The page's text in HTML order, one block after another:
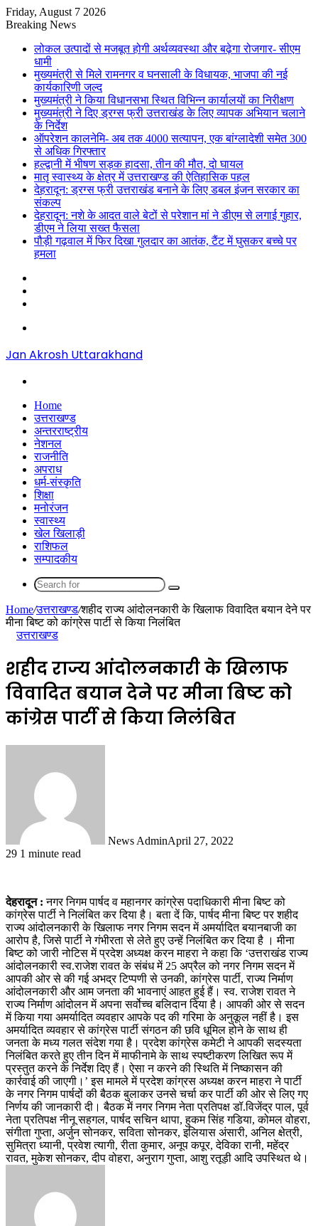
Friday, August 7 2026
Breaking News
लोकल उत्पादों से मजबूत होगी अर्थव्यवस्था और बढ़ेगा रोजगार- सीएम
धामी
मुख्यमंत्री से मिले रामनगर व घनसाली के विधायक, भाजपा की नई
कार्यकारिणी जल्द
मुख्यमंत्री ने किया विधानसभा स्थित विभिन्न कार्यालयों का निरीक्षण
मुख्यमंत्री ने दिए ड्रग्स फ्री उत्तराखंड के लिए व्यापक अभियान चलाने
के निर्देश
ऑपरेशन कालनेमि- अब तक 4000 सत्यापन, एक बांग्लादेशी समेत 300
से अधिक गिरफ्तार
हल्द्वानी में भीषण सड़क हादसा, तीन की मौत, दो घायल
मातृ स्वास्थ्य के क्षेत्र में उत्तराखण्ड की ऐतिहासिक पहल
देहरादून: ड्रग्स फ्री उत्तराखंड बनाने के लिए डबल इंजन सरकार का
संकल्प
देहरादून: नशे के आदत वाले बेटों से परेशान मां ने डीएम से लगाई गुहार,
डीएम ने लिया सख्त फैसला
पौड़ी गढ़वाल में फिर दिखा गुलदार का आतंक, टैंट में घुसकर बच्चे पर
हमला
Jan Akrosh Uttarakhand
Home
उत्तराखण्ड
अन्तरराष्ट्रीय
नेशनल
राजनीति
अपराध
धर्म-संस्कृति
शिक्षा
मनोरंजन
स्वास्थ्य
खेल खिलाड़ी
राशिफल
सम्पादकीय
Search
for
Home/उत्तराखण्ड/शहीद राज्य आंदोलनकारी के खिलाफ विवादित बयान देने पर
मीना बिष्ट को कांग्रेस पार्टी से किया निलंबित
उत्तराखण्ड
शहीद राज्य आंदोलनकारी के खिलाफ
विवादित बयान देने पर मीना बिष्ट को
कांग्रेस पार्टी से किया निलंबित
News AdminApril 27, 2022
29 1 minute read
देहरादून : नगर निगम पार्षद व महानगर कांग्रेस पदाधिकारी मीना बिष्ट को
कांग्रेस पार्टी ने निलंबित कर दिया है। बता दें कि, पार्षद मीना बिष्ट पर शहीद
राज्य आंदोलनकारी के खिलाफ नगर निगम सदन में अमर्यादित बयानबाजी का
आरोप है, जिसे पार्टी ने गंभीरता से लेते हुए उन्हें निलंबित कर दिया है । मीना
बिष्ट को जारी नोटिस में प्रदेश अध्यक्ष करन माहरा ने कहा कि ‘उत्तराखंड राज्य
आंदोलनकारी स्व.राजेश रावत के संबंध में 25 अप्रैल को नगर निगम सदन में
आपकी ओर से की गई अभद्र टिप्पणी से उनकी, कांग्रेस पार्टी, राज्य निर्माण
आंदोलनकारी और आम जनता की भावनाएं आहत हुई हैं। स्व. राजेश रावत ने
राज्य निर्माण आंदोलन में अपना सर्वोच्च बलिदान दिया है। आपकी ओर से सदन
में किया गया अमर्यादित व्यवहार आपके पद की गरिमा के अनुकूल नहीं है। इस
अमर्यादित व्यवहार से कांग्रेस पार्टी संगठन की छवि धूमिल होने के साथ ही
जनता के मध्य गलत संदेश गया है। प्रदेश कांग्रेस कमेटी ने आपकी सदस्यता
निलंबित करते हुए तीन दिन में माफीनामे के साथ स्पष्टीकरण लिखित रूप में
प्रस्तुत करने के निर्देश दिए हैं। ऐसा न करने की स्थिति में निष्कासन की
कार्रवाई की जाएगी।’ इस मामले में प्रदेश कांग्रस अध्यक्ष करन माहरा ने पार्टी
के नगर निगम पार्षदों की बैठक बुलाकर उनसे चर्चा कर पार्टी की ओर से लिए गए
निर्णय की जानकारी दी। बैठक में नगर निगम नेता प्रतिपक्ष डॉ.विजेंद्र पाल, पूर्व
नेता प्रतिपक्ष नीनू सहगल, पार्षद सचिन थापा, हुकम सिंह गडिया, कोमल वोहरा,
संगीता गुप्ता, अर्जुन सोनकर, सविता सोनकर, इलियास अंसारी, अनिल क्षेत्री,
सुमित्रा ध्यानी, प्रवेश त्यागी, रीता कुमार, अनूप कपूर, देविका रानी, महेंद्र
रावत, मुकेश सोनकर, दीप वोहरा, अनुराग गुप्ता, आशु रतूड़ी आदि उपस्थित थे।